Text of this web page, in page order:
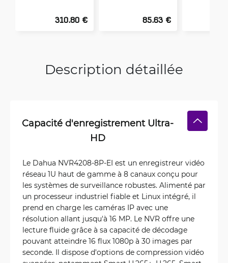
310.80 € 85.63 €
Description détaillée
Capacité d'enregistrement Ultra-
HD
Le Dahua NVR4208-8P-EI est un enregistreur vidéo
réseau 1U haut de gamme à 8 canaux conçu pour
les systèmes de surveillance robustes. Alimenté par
un processeur industriel fiable et Linux intégré, il
prend en charge les caméras IP avec une
résolution allant jusqu'à 16 MP. Le NVR offre une
lecture fluide grâce à sa capacité de décodage
pouvant atteindre 16 flux 1080p à 30 images par
seconde. Il dispose d'options de compression vidéo